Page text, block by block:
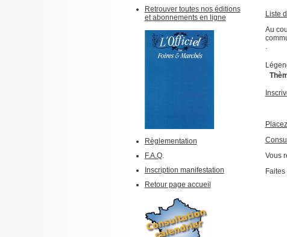
Retrouver toutes nos éditions
et abonnements en ligne
Règlementation
F.A.Q.
Inscription manifestation
Retour page accueil
Liste
Au
.
Vous